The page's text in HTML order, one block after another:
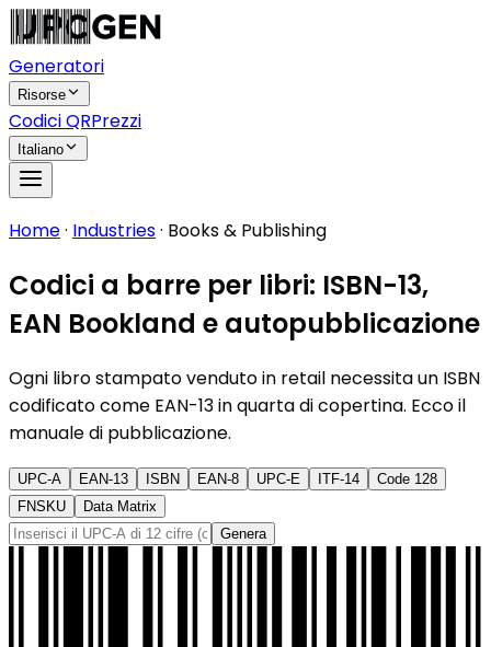
Generatori
Risorse
Codici QRPrezzi
Italiano
Home· Industries· Books & Publishing
Codici a barre per libri: ISBN-13,
EAN Bookland e autopubblicazione
Ogni libro stampato venduto in retail necessita un ISBN
codificato come EAN-13 in quarta di copertina. Ecco il
manuale di pubblicazione.
UPC-A EAN-13 ISBN EAN-8 UPC-E ITF-14
Code 128
FNSKU
Data Matrix
Genera